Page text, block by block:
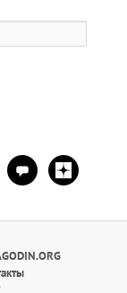
comment
zen-
yandex